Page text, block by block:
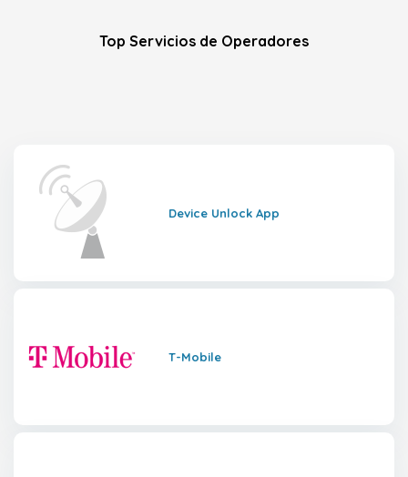
Top Servicios de Operadores
Device Unlock App
T-Mobile